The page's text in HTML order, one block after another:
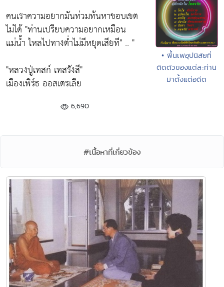
คนเราความอยากมันท่วมท้นหาขอบเขต
ไม่ได้"ท่านเปรียบความอยากเหมือน
แม่น้ำ ไหลไปทางต่ำไม่มีหยุดเสียที" .. "
"หลวงปู่เทสก์ เทสรังสี"
เมืองเพิร์ธ ออสเตรเลีย
6,690
• พื้นเพอุปนิสัยที่
ติดตัวของแต่ละท่าน
มาตั้งแต่อดีต
#เนื้อหาที่เกี่ยวข้อง